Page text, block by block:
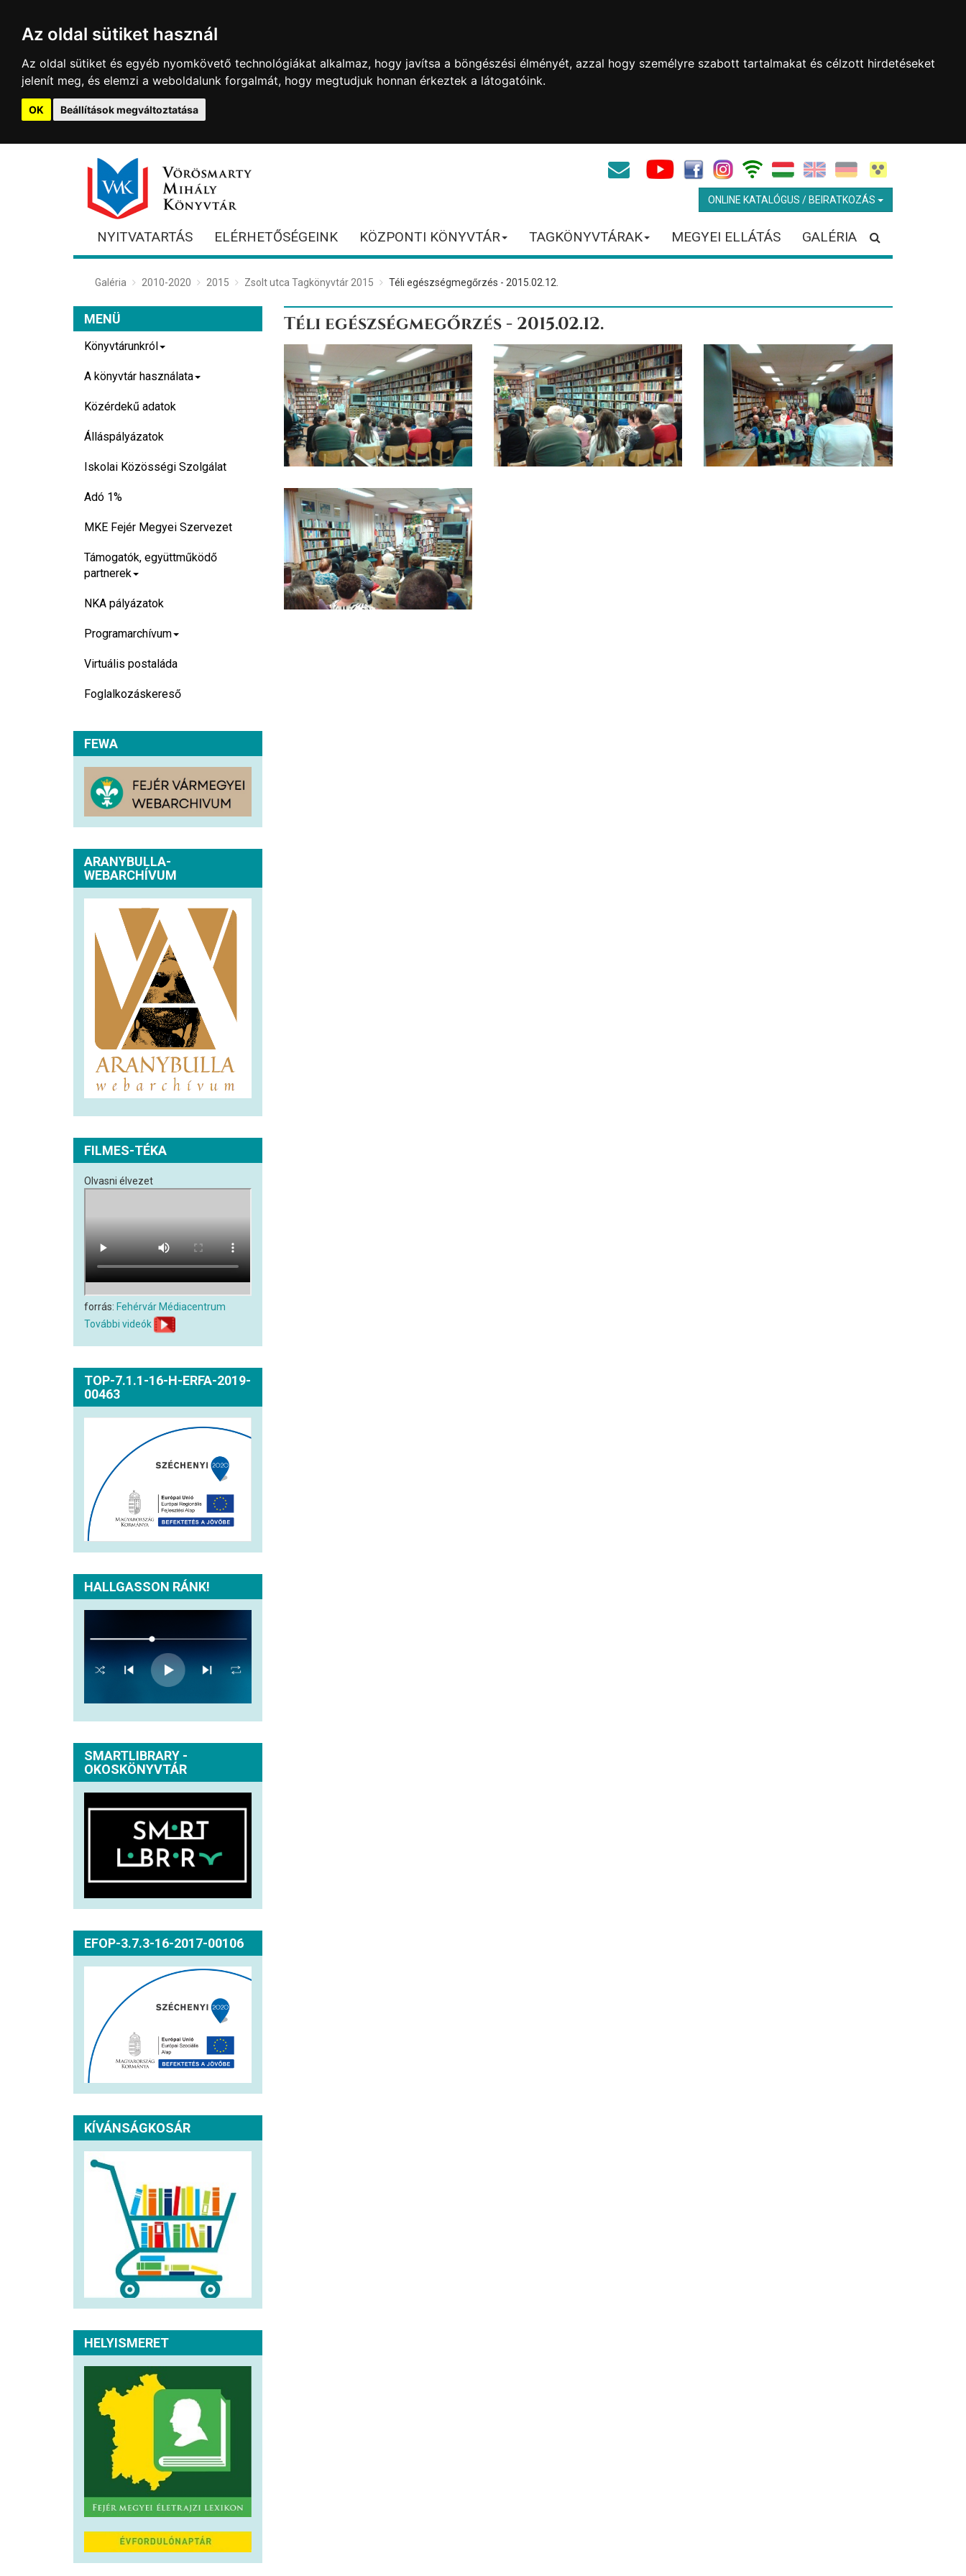
Az oldal sütiket használ
Az oldal sütiket és egyéb nyomkövető technológiákat alkalmaz, hogy javítsa a böngészési élményét, azzal hogy személyre szabott tartalmakat és célzott hirdetéseket
jelenít meg, és elemzi a weboldalunk forgalmát, hogy megtudjuk honnan érkeztek a látogatóink.
OK Beállítások megváltoztatása
ONLINE KATALÓGUS / BEIRATKOZÁS
NYITVATARTÁS ELÉRHETŐSÉGEINK KÖZPONTI KÖNYVTÁR TAGKÖNYVTÁRAK MEGYEI ELLÁTÁS GALÉRIA
Galéria 2010-2020 2015 Zsolt utca Tagkönyvtár 2015 Téli egészségmegőrzés - 2015.02.12.
Téli egészségmegőrzés - 2015.02.12.
MENÜ
Könyvtárunkról
A könyvtár használata
Közérdekű adatok
Álláspályázatok
Iskolai Közösségi Szolgálat
Adó 1%
MKE Fejér Megyei Szervezet
Támogatók, együttműködő
partnerek
NKA pályázatok
Programarchívum
Virtuális postaláda
Foglalkozáskereső
FEWA
ARANYBULLA-
WEBARCHÍVUM
FILMES-TÉKA
Olvasni élvezet
forrás: Fehérvár Médiacentrum
További videók
TOP-7.1.1-16-H-ERFA-2019-
00463
HALLGASSON RÁNK!
SMARTLIBRARY -
OKOSKÖNYVTÁR
EFOP-3.7.3-16-2017-00106
KÍVÁNSÁGKOSÁR
HELYISMERET